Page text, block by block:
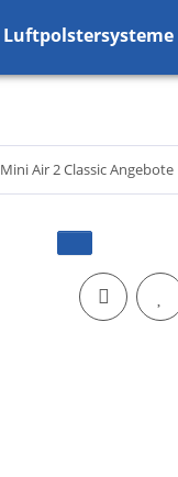
Luftpolstersysteme
Mini Air 2 Classic Angebote